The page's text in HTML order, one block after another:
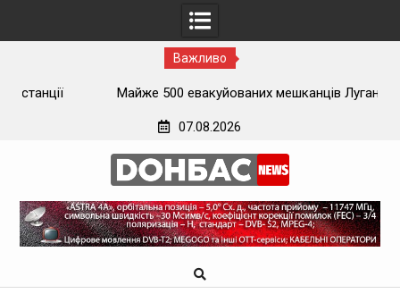
Важливо
Майже 500 евакуйованих мешканців Луганщини
07.08.2026